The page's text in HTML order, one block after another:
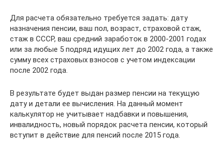
Для расчета обязательно требуется задать: дату
назначения пенсии, ваш пол, возраст, страховой стаж,
стаж в СССР, ваш средний заработок в 2000-2001 годах
или за любые 5 подряд идущих лет до 2002 года, а также
сумму всех страховых взносов с учетом индексации
после 2002 года.
В результате будет выдан размер пенсии на текущую
дату и детали ее вычисления. На данный момент
калькулятор не учитывает надбавки и повышения,
инвалидность, новый порядок расчета пенсии, который
вступит в действие для пенсий после 2015 года.